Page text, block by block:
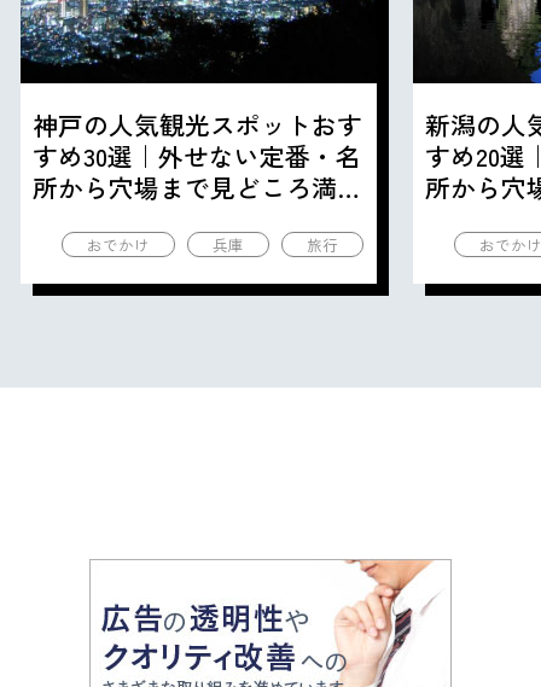
神戸の人気観光スポットおす
すめ30選｜外せない定番・名
所から穴場まで見どころ満載
おでかけ 兵庫 旅行
新潟の人
すめ20選
所から穴
おでか